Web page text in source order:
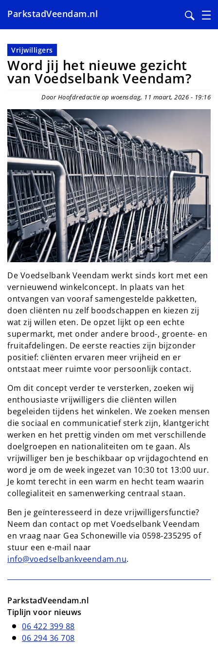
en
naar
de
inhoud
ParkstadVeendam.nl
Vrijwilligers
Word jij het nieuwe gezicht
van Voedselbank Veendam?
Door Hoofdredactie op woensdag, 11 maart, 2026 - 19:16
De Voedselbank Veendam werkt sinds kort met een
vernieuwend winkelconcept. In plaats van het
ontvangen van vooraf samengestelde pakketten,
doen cliënten nu zelf boodschappen en kiezen zij
wat zij willen eten. De opzet lijkt op een echte
supermarkt, met onder andere brood-, groente- en
fruitafdelingen. De eerste reacties zijn bijzonder
positief: cliënten ervaren meer vrijheid en er
ontstaat meer ruimte voor persoonlijk contact.
Om dit concept verder te versterken, zoeken wij
enthousiaste vrijwilligers die cliënten willen
begeleiden tijdens het winkelen. We zoeken mensen
die sociaal en communicatief sterk zijn, klantgericht
werken en het prettig vinden om met verschillende
doelgroepen en nationaliteiten om te gaan. Als
vrijwilliger ben je beschikbaar op vrijdagochtend en
word je om de week ingezet van 10:30 tot 13:00 uur.
Je komt terecht in een warm en hecht team waarin
collegialiteit en samenwerking centraal staan.
Ben je geïnteresseerd in deze vrijwilligersfunctie?
Neem dan contact op met Voedselbank Veendam
en vraag naar Gea Schonewille via 0598‑235295 of
stuur een e-mail naar
info@voedselbankveendam.nu.
ParkstadVeendam.nl
Tiplijn voor nieuws
06 422 399 88
06 294 36 708